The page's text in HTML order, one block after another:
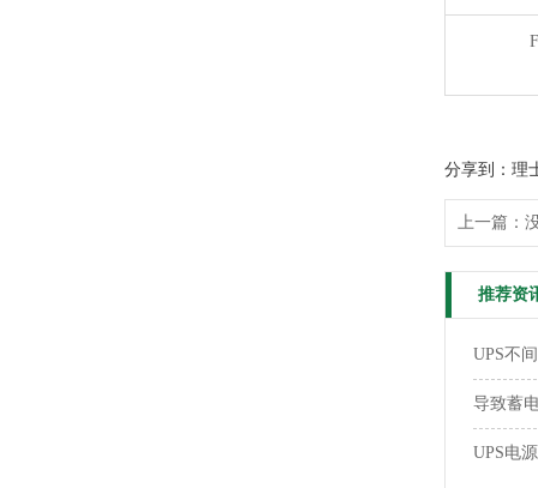
分享到：理
上一篇：
推荐资
UPS不
导致蓄
UPS电